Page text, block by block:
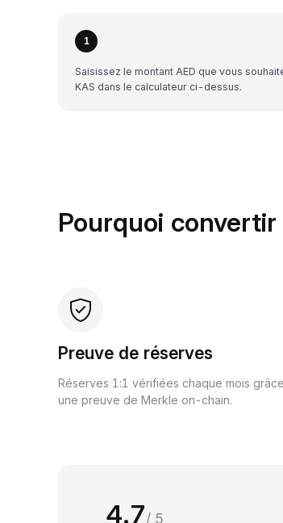
1
Saisissez le montant AED que vous
KAS dans le calculateur ci-dessus.
Pourquoi
Preuve de réserves
Réserves 1:1 vérifiées chaque mois
une preuve de Merkle on-chain.
4.7/ 5